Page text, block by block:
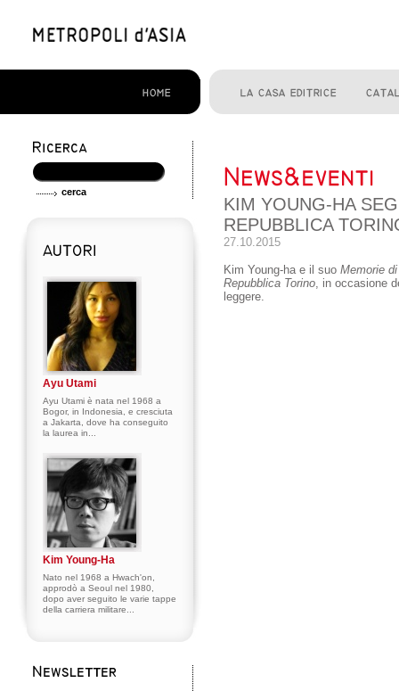
Ayu Utami
Ayu Utami è nata nel 1968 a
Bogor, in Indonesia, e cresciuta
a Jakarta, dove ha conseguito
la laurea in...
Kim Young-Ha
Nato nel 1968 a Hwach'on,
approdò a Seoul nel 1980,
dopo aver seguito le varie tappe
della carriera militare...
KIM YOUNG-HA
REPUBBLICA
27.10.2015
Kim Young-ha e il suo Memorie
Repubblica Torino, in occasione
leggere.